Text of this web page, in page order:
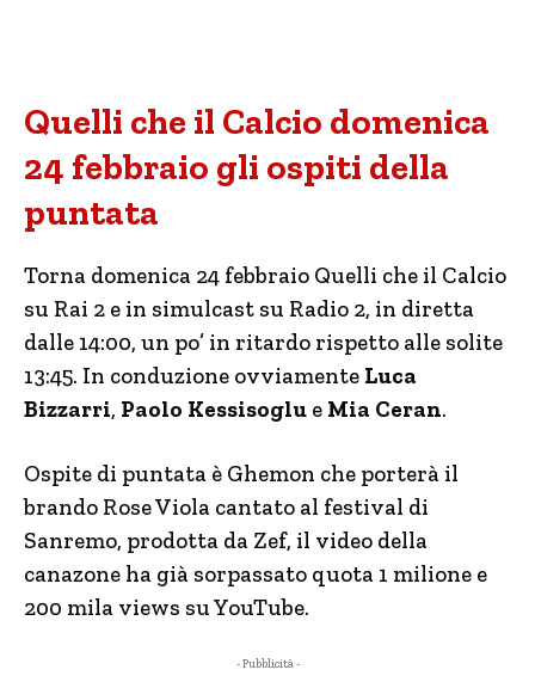
Quelli che il Calcio domenica
24 febbraio gli ospiti della
puntata
Torna domenica 24 febbraio Quelli che il Calcio
su Rai 2 e in simulcast su Radio 2, in diretta
dalle 14:00, un po’ in ritardo rispetto alle solite
13:45. In conduzione ovviamente Luca
Bizzarri, Paolo Kessisoglu e Mia Ceran.
Ospite di puntata è Ghemon che porterà il
brando Rose Viola cantato al festival di
Sanremo, prodotta da Zef, il video della
canazone ha già sorpassato quota 1 milione e
200 mila views su YouTube.
- Pubblicità -